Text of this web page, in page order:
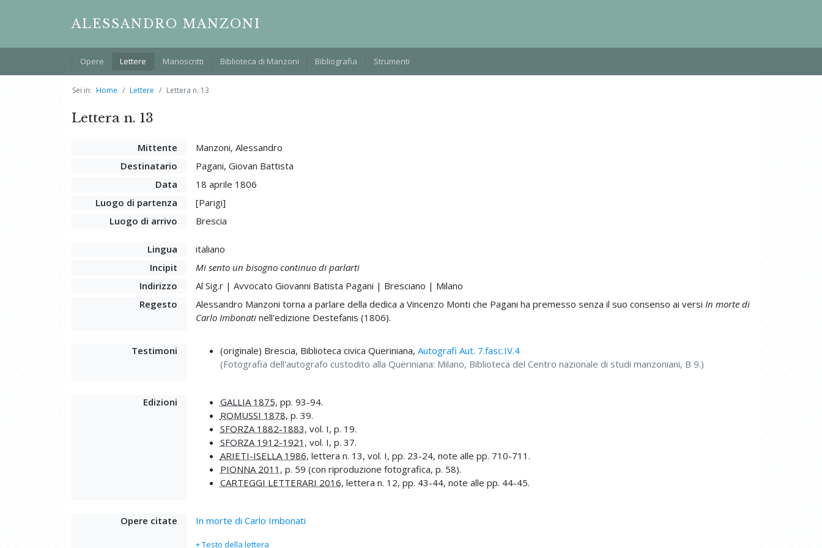
ALESSANDRO MANZONI
Opere Lettere Manoscritti Biblioteca di Manzoni Bibliografia Strumenti
Sei in: Home Lettere Lettera n. 13
Lettera n. 13
Mittente
Manzoni, Alessandro
Destinatario
Pagani, Giovan Battista
Data
18 aprile 1806
Luogo di partenza
[Parigi]
Luogo di arrivo
Brescia
Lingua
italiano
Incipit
Mi sento un bisogno continuo di parlarti
Indirizzo
Al Sig.r | Avvocato Giovanni Batista Pagani | Bresciano | Milano
Regesto
Alessandro Manzoni torna a parlare della dedica a Vincenzo Monti che Pagani ha premesso senza il suo consenso ai versi In morte di
Carlo Imbonatinell'edizione Destefanis (1806).
Testimoni (originale) Brescia, Biblioteca civica Queriniana, Autografi Aut. 7.fasc.IV.4
(Fotografia dell'autografo custodito alla Queriniana: Milano, Biblioteca del Centro nazionale di studi manzoniani, B 9.)
Edizioni GALLIA 1875, pp. 93-94.
ROMUSSI 1878, p. 39.
SFORZA 1882-1883, vol. I, p. 19.
SFORZA 1912-1921 , vol. I, p. 37.
ARIETI-ISELLA 1986, lettera n. 13, vol. I, pp. 23-24, note alle pp. 710-711.
PIONNA 2011 , p. 59 (con riproduzione fotografica, p. 58).
CARTEGGI LETTERARI 2016, lettera n. 12, pp. 43-44, note alle pp. 44-45.
Opere citate In morte di Carlo Imbonati
+ Testo della lettera